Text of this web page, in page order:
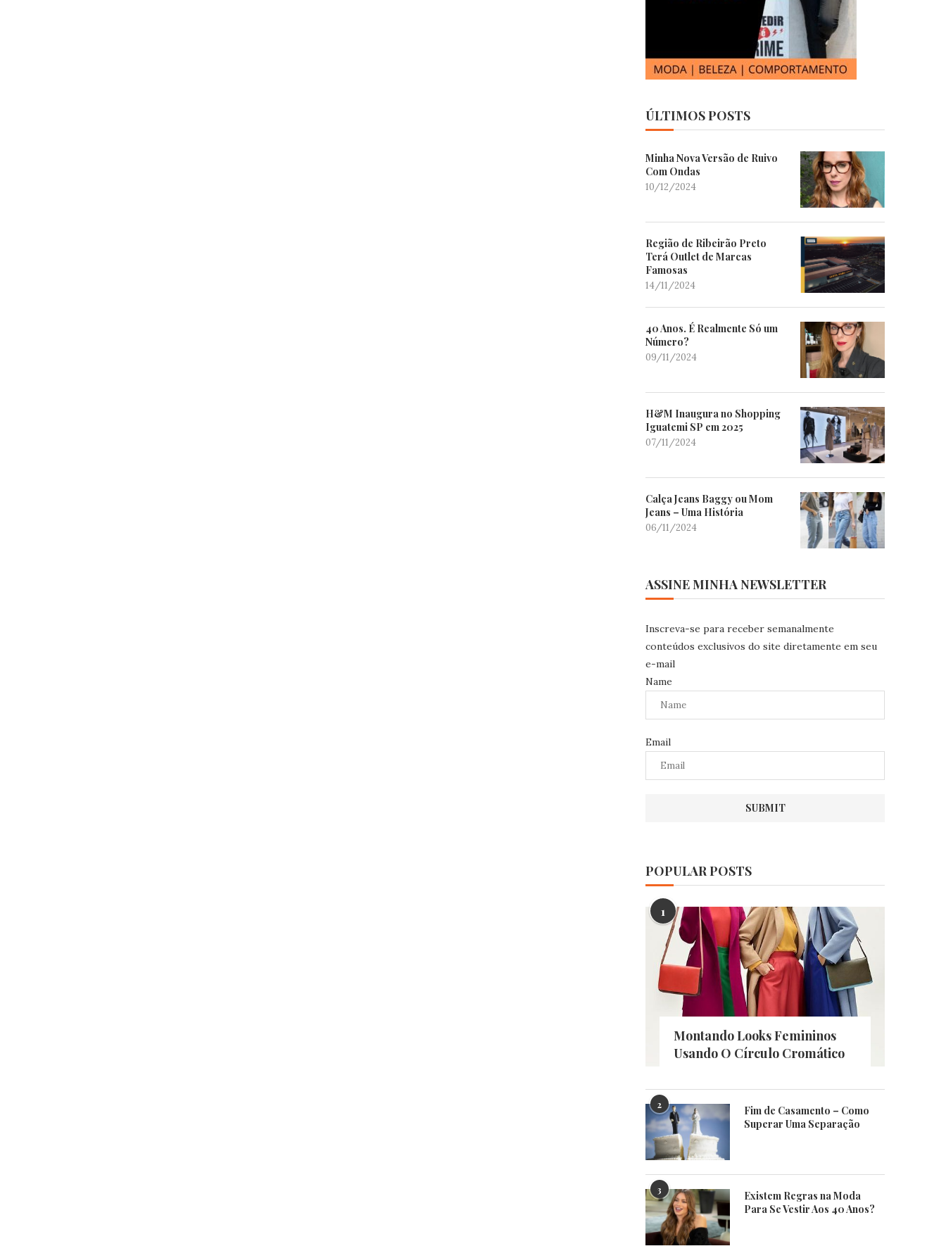
ÚLTIMOS POSTS
Minha Nova Versão de Ruivo
Com Ondas
10/12/2024
Região de Ribeirão Preto
Terá Outlet de Marcas
Famosas
14/11/2024
40 Anos. É Realmente Só um
Número?
09/11/2024
H&M Inaugura no Shopping
Iguatemi SP em 2025
07/11/2024
Calça Jeans Baggy ou Mom
Jeans – Uma História
06/11/2024
ASSINE MINHA NEWSLETTER
Inscreva-se para receber semanalmente
conteúdos exclusivos do site diretamente em seu
e-mail
Name
Email
POPULAR POSTS
1
Montando Looks Femininos
Usando O Círculo Cromático
2
Fim de Casamento – Como
Superar Uma Separação
3
Existem Regras na Moda
Para Se Vestir Aos 40 Anos?